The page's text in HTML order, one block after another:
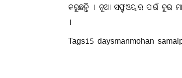
କରୁଛନ୍ତି । ନୂଆ ସଫ୍ଟଓୟାର ପାଇଁ ଦୁଇ
।
Tags15 daysmanmohan